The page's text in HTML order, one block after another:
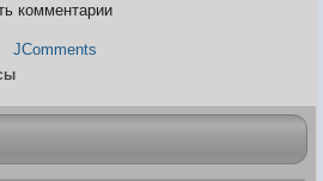
комментарии
JComments